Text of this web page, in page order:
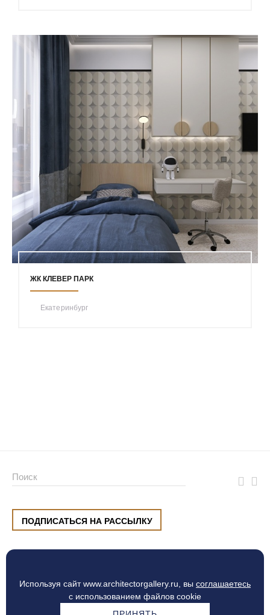
ЖК КЛЕВЕР ПАРК
Екатеринбург
Используя сайт www.architectorgallery.ru, вы соглашаетесь
с использованием файлов cookie
ПОДПИСАТЬСЯ НА РАССЫЛКУ
ул. Малышева, 8, Екатеринбург
Процесс оплаты